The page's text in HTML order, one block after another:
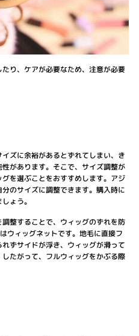
り、ケアが必要なため、注意が必要
ズに余裕があるとずれてしまい、き
があります。そこで、サイズ調整が
を選ぶことをおすすめします。アジ
のサイズに調整できます。購入時に
ょう。
整することで、ウィッグのずれを防
ウィッグネットです。地毛に直接フ
ずサイドが浮き、ウィッグが滑って
たがって、フルウィッグをかぶる際